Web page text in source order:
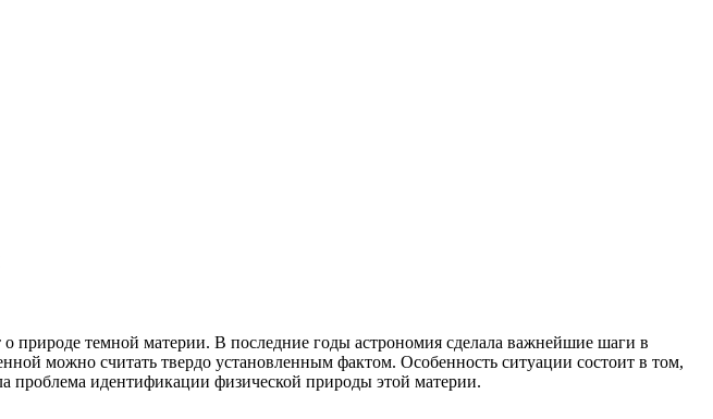
природе темной материи. В последние годы астрономия сделала важнейшие шаги в
можно считать твердо установленным фактом. Особенность ситуации состоит в том,
проблема идентификации физической природы этой материи.